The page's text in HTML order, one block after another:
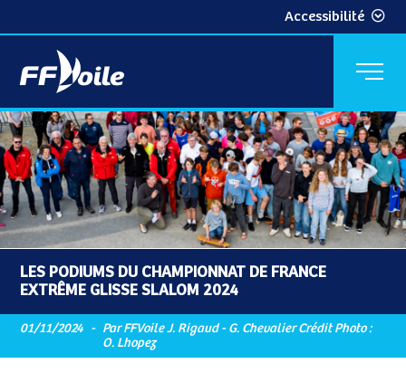
Accessibilité
LES PODIUMS DU CHAMPIONNAT DE FRANCE
EXTRÊME GLISSE SLALOM 2024
01/11/2024 - Par FFVoile J. Rigaud - G. Chevalier Crédit Photo :
O. Lhopez